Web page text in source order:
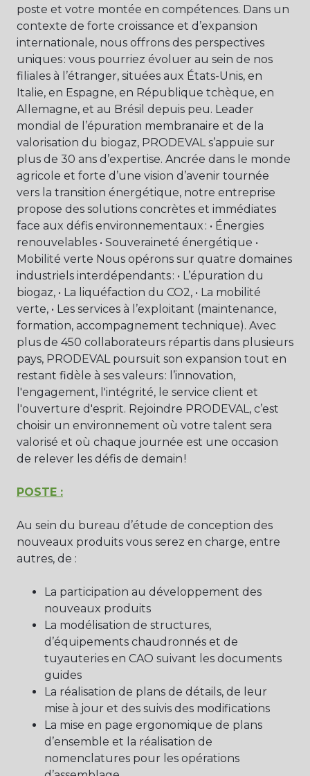
poste et votre montée en compétences. Dans un
contexte de forte croissance et d’expansion
internationale, nous offrons des perspectives
uniques : vous pourriez évoluer au sein de nos
filiales à l’étranger, situées aux États-Unis, en
Italie, en Espagne, en République tchèque, en
Allemagne, et au Brésil depuis peu. Leader
mondial de l’épuration membranaire et de la
valorisation du biogaz, PRODEVAL s’appuie sur
plus de 30 ans d’expertise. Ancrée dans le monde
agricole et forte d’une vision d’avenir tournée
vers la transition énergétique, notre entreprise
propose des solutions concrètes et immédiates
face aux défis environnementaux : • Énergies
renouvelables • Souveraineté énergétique •
Mobilité verte Nous opérons sur quatre domaines
industriels interdépendants : • L’épuration du
biogaz, • La liquéfaction du CO2, • La mobilité
verte, • Les services à l’exploitant (maintenance,
formation, accompagnement technique). Avec
plus de 450 collaborateurs répartis dans plusieurs
pays, PRODEVAL poursuit son expansion tout en
restant fidèle à ses valeurs : l’innovation,
l'engagement, l'intégrité, le service client et
l'ouverture d'esprit. Rejoindre PRODEVAL, c’est
choisir un environnement où votre talent sera
valorisé et où chaque journée est une occasion
de relever les défis de demain !
POSTE :
Au sein du bureau d’étude de conception des
nouveaux produits vous serez en charge, entre
autres, de :
La participation au développement des
nouveaux produits
La modélisation de structures,
d’équipements chaudronnés et de
tuyauteries en CAO suivant les documents
guides
La réalisation de plans de détails, de leur
mise à jour et des suivis des modifications
La mise en page ergonomique de plans
d’ensemble et la réalisation de
nomenclatures pour les opérations